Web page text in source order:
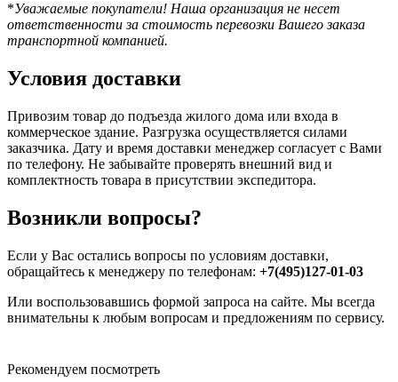
*Уважаемые покупатели! Наша организация не несет
ответственности за стоимость перевозки Вашего заказа
транспортной компанией.
Условия доставки
Привозим товар до подъезда жилого дома или входа в
коммерческое здание. Разгрузка осуществляется силами
заказчика. Дату и время доставки менеджер согласует с Вами
по телефону. Не забывайте проверять внешний вид и
комплектность товара в присутствии экспедитора.
Возникли вопросы?
Если у Вас остались вопросы по условиям доставки,
обращайтесь к менеджеру по телефонам: +7(495)127-01-03
Или воспользовавшись формой запроса на сайте. Мы всегда
внимательны к любым вопросам и предложениям по сервису.
Рекомендуем посмотреть